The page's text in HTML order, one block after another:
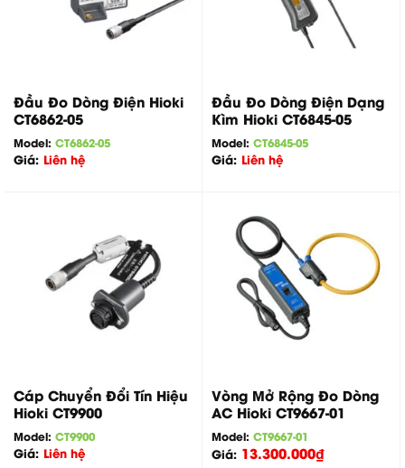
Đầu Đo Dòng Điện Hioki
CT6862-05
Model: CT6862-05
Giá: Liên hệ
Đầu Đo Dòng Điện Dạng
Kìm Hioki CT6845-05
Model: CT6845-05
Giá: Liên hệ
Cáp Chuyển Đổi Tín Hiệu
Hioki CT9900
Model: CT9900
Giá: Liên hệ
Vòng Mở Rộng Đo Dòng
AC Hioki CT9667-01
Model: CT9667-01
Giá: 13.300.000₫